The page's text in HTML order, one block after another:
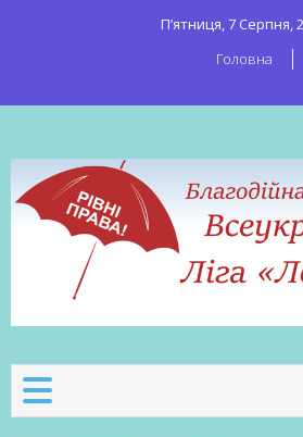
П’ятниця, 7 Серпня,
Головна